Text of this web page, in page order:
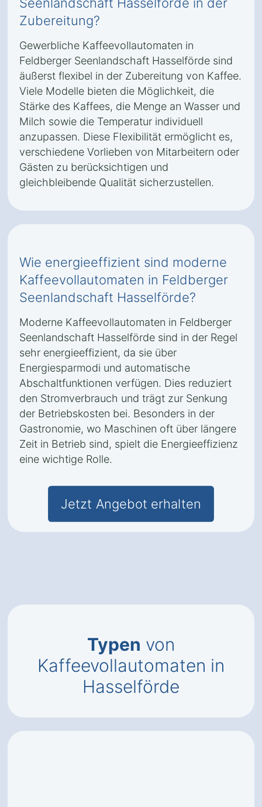
Zubereitung?
Gewerbliche Kaffeevollautomaten in
Feldberger Seenlandschaft Hasselförde sind
äußerst flexibel in der Zubereitung von Kaffee.
Viele Modelle bieten die Möglichkeit, die
Stärke des Kaffees, die Menge an Wasser und
Milch sowie die Temperatur individuell
anzupassen. Diese Flexibilität ermöglicht es,
verschiedene Vorlieben von Mitarbeitern oder
Gästen zu berücksichtigen und
gleichbleibende Qualität sicherzustellen.
Wie energieeffizient sind moderne
Kaffeevollautomaten in Feldberger
Seenlandschaft Hasselförde?
Moderne Kaffeevollautomaten in Feldberger
Seenlandschaft Hasselförde sind in der Regel
sehr energieeffizient, da sie über
Energiesparmodi und automatische
Abschaltfunktionen verfügen. Dies reduziert
den Stromverbrauch und trägt zur Senkung
der Betriebskosten bei. Besonders in der
Gastronomie, wo Maschinen oft über längere
Zeit in Betrieb sind, spielt die Energieeffizienz
eine wichtige Rolle.
Jetzt Angebot erhalten
Typen von
Kaffeevollautomaten in
Hasselförde